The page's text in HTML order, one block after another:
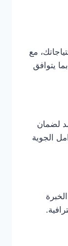
مع
يتوافق
لضمان
الجوية